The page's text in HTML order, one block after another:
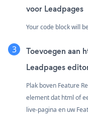
voor Leadpages
Your code block will
Toevoegen aan
Leadpages
Plak boven Feature
element dat html of
live-pagina en uw